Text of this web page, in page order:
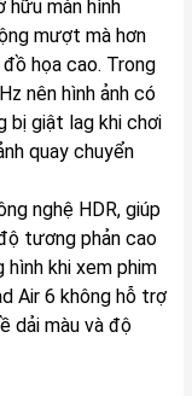
màn hình
mượt mà hơn
họa cao. Trong
nên hình ảnh có
bị giật lag khi chơi
quay chuyển
nghệ HDR, giúp
tương phản cao
khi xem phim
Air 6 không hỗ trợ
dải màu và độ